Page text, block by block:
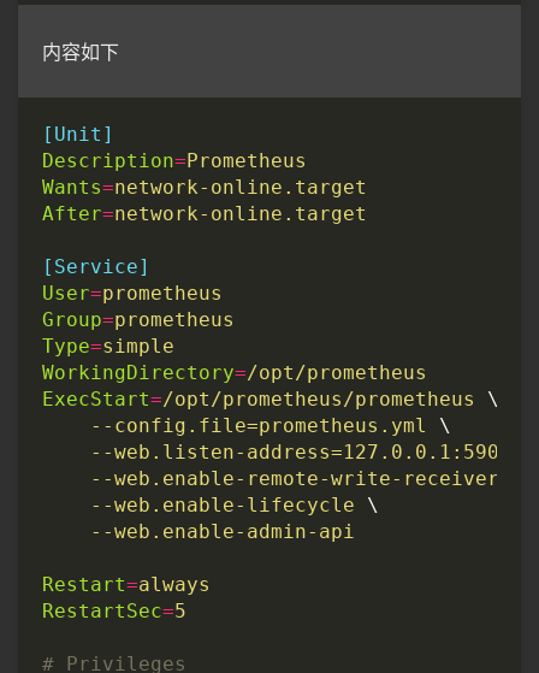
内容如下
[Unit]
Description=Prometheus
Wants=network-online.target
After=network-online.target
[Service]
User=prometheus
Group=prometheus
Type=simple
WorkingDirectory=/opt/prometheus
ExecStart=/opt/prometheus/prometheus
    --config.file=prometheus.yml
    --web.listen-address=127.0.0.1:59090
    --web.enable-remote-write-receiver
    --web.enable-lifecycle
    --web.enable-admin-api
Restart=always
RestartSec=5
# Privileges